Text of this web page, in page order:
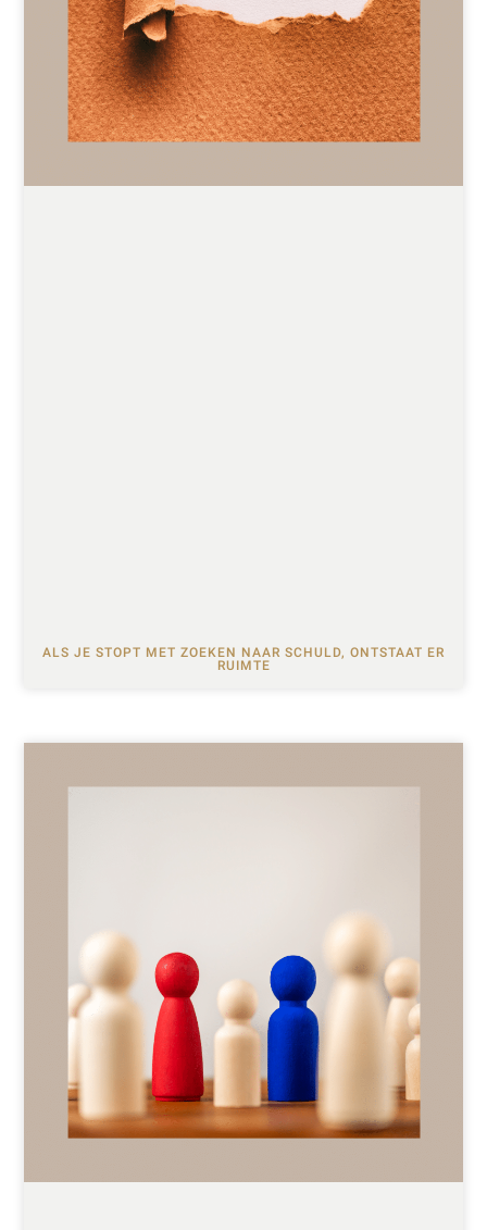
ALS JE STOPT MET ZOEKEN NAAR SCHULD, ONTSTAAT ER
RUIMTE